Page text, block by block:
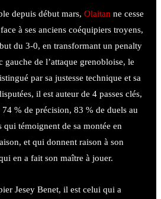
depuis début mars, Olaitan ne cesse
à ses anciens coéquipiers troyens,
du 3-0, en transformant un penalty
de l’attaque grenobloise, le
par sa justesse technique et sa
il est auteur de 4 passes clés,
% de précision, 83 % de duels au
témoignent de sa montée en
et qui donnent raison à son
en a fait son maître à jouer.
Jesey Benet, il est celui qui a